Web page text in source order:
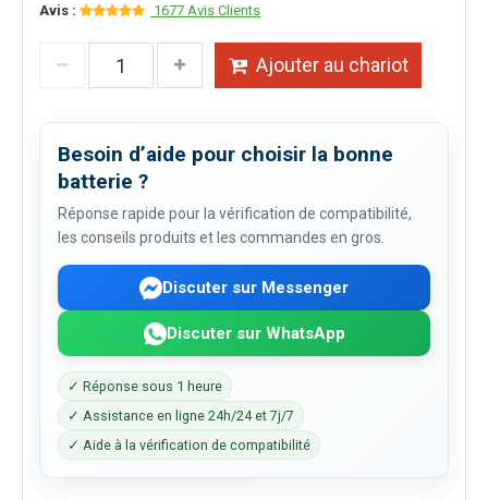
Avis : 1677 Avis Clients
Ajouter au chariot
Besoin d’aide pour choisir la bonne
batterie ?
Réponse rapide pour la vérification de compatibilité,
les conseils produits et les commandes en gros.
Discuter sur Messenger
Discuter sur WhatsApp
✓ Réponse sous 1 heure
✓ Assistance en ligne 24h/24 et 7j/7
✓ Aide à la vérification de compatibilité